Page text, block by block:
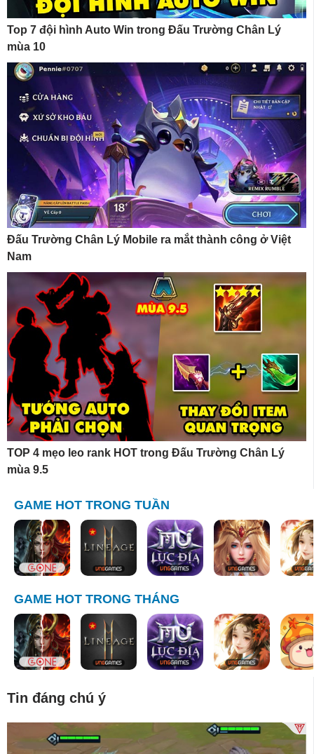
Top 7 đội hình Auto Win trong Đấu Trường Chân Lý
mùa 10
Đấu Trường Chân Lý Mobile ra mắt thành công ở Việt
Nam
TOP 4 mẹo leo rank HOT trong Đấu Trường Chân Lý
mùa 9.5
GAME HOT TRONG TUẦN
GAME HOT TRONG THÁNG
Tin đáng chú ý